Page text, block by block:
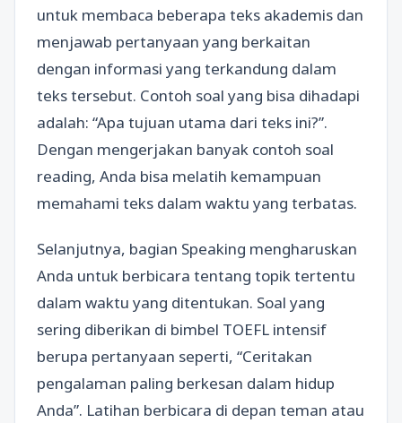
untuk membaca beberapa teks akademis dan
menjawab pertanyaan yang berkaitan
dengan informasi yang terkandung dalam
teks tersebut. Contoh soal yang bisa dihadapi
adalah: “Apa tujuan utama dari teks ini?”.
Dengan mengerjakan banyak contoh soal
reading, Anda bisa melatih kemampuan
memahami teks dalam waktu yang terbatas.
Selanjutnya, bagian Speaking mengharuskan
Anda untuk berbicara tentang topik tertentu
dalam waktu yang ditentukan. Soal yang
sering diberikan di bimbel TOEFL intensif
berupa pertanyaan seperti, “Ceritakan
pengalaman paling berkesan dalam hidup
Anda”. Latihan berbicara di depan teman atau